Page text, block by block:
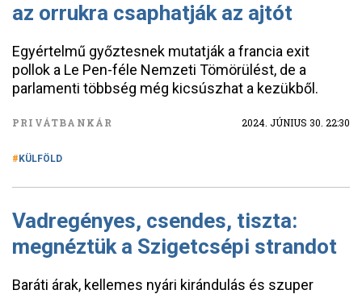
az orrukra csaphatják az ajtót
Egyértelmű győztesnek mutatják a francia exit
pollok a Le Pen-féle Nemzeti Tömörülést, de a
parlamenti többség még kicsúszhat a kezükből.
PRIVÁTBANKÁR 2024. JÚNIUS 30. 22:30
KÜLFÖLD
Vadregényes, csendes, tiszta:
megnéztük a Szigetcsépi strandot
Baráti árak, kellemes nyári kirándulás és szuper